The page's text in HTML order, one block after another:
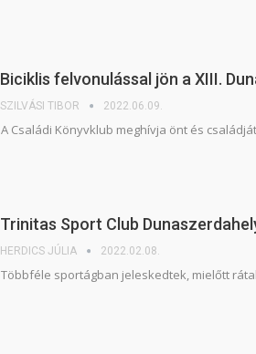
Biciklis felvonulással jön a XIII.
SZILVÁSI TIBOR 2022.06.09.
A Családi Könyvklub meghívja önt és
Trinitas Sport Club
HERDICS JÚLIA 2022.02.08.
Többféle sportágban jeleskedtek, mielőtt